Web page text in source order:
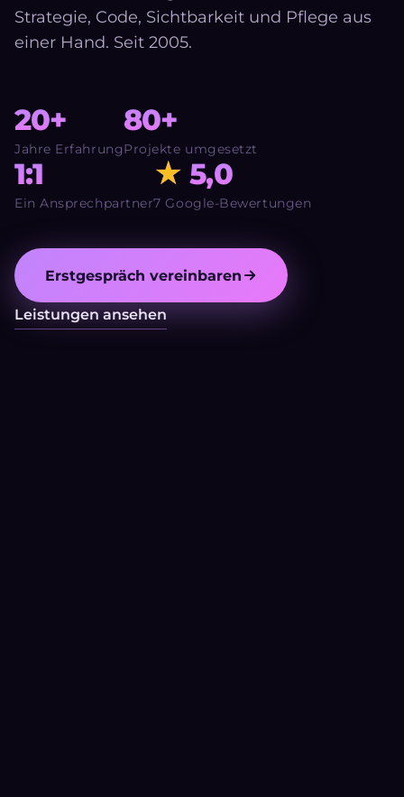
Strategie, Code, Sichtbarkeit und Pflege aus
einer Hand. Seit 2005.
20+
Jahre Erfahrung
80+
Projekte umgesetzt
1:1
Ein Ansprechpartner
★ 5,0
7 Google-Bewertungen
Erstgespräch vereinbaren
Leistungen ansehen